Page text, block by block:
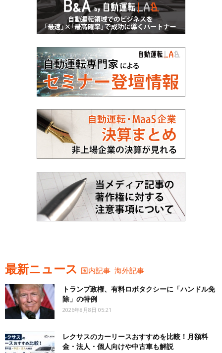
最新ニュース 国内記事 海外記事
トランプ政権、有料ロボタクシーに「ハンドル免
除」の特例
2026年8月8日 05:21
レクサスのカーリースおすすめを比較！月額料
金・法人・個人向けや中古車も解説